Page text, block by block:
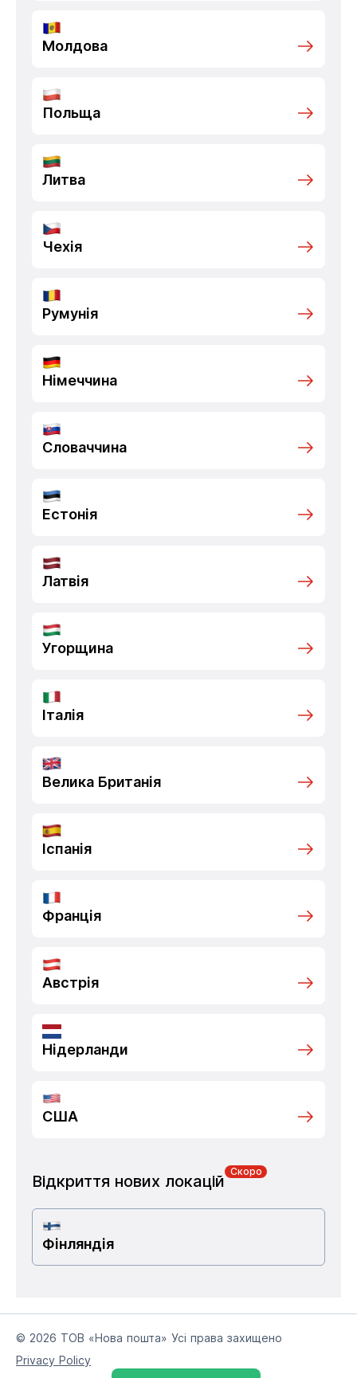
Молдова
Польща
Литва
Чехія
Румунія
Німеччина
Словаччина
Естонія
Латвія
Угорщина
Італія
Велика Британія
Іспанія
Франція
Австрія
Нідерланди
США
Відкриття нових локацій
Скоро
Фінляндія
© 2026 ТОВ «Нова пошта» Усі права захищено
Privacy Policy